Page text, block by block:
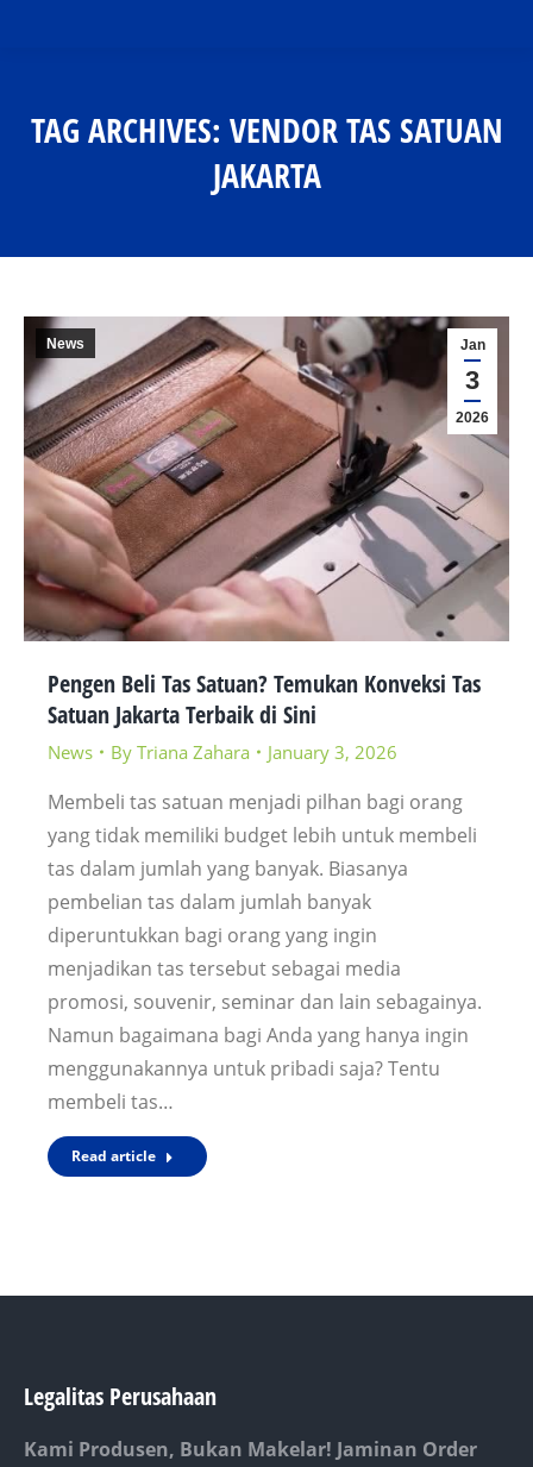
TAG ARCHIVES: VENDOR TAS SATUAN
JAKARTA
Jan
3
2026
News
Pengen Beli Tas Satuan? Temukan Konveksi Tas
Satuan Jakarta Terbaik di Sini
News By Triana Zahara January 3, 2026
Membeli tas satuan menjadi pilhan bagi orang
yang tidak memiliki budget lebih untuk membeli
tas dalam jumlah yang banyak. Biasanya
pembelian tas dalam jumlah banyak
diperuntukkan bagi orang yang ingin
menjadikan tas tersebut sebagai media
promosi, souvenir, seminar dan lain sebagainya.
Namun bagaimana bagi Anda yang hanya ingin
menggunakannya untuk pribadi saja? Tentu
membeli tas…
Read article
Legalitas Perusahaan
Kami Produsen, Bukan Makelar! Jaminan Order